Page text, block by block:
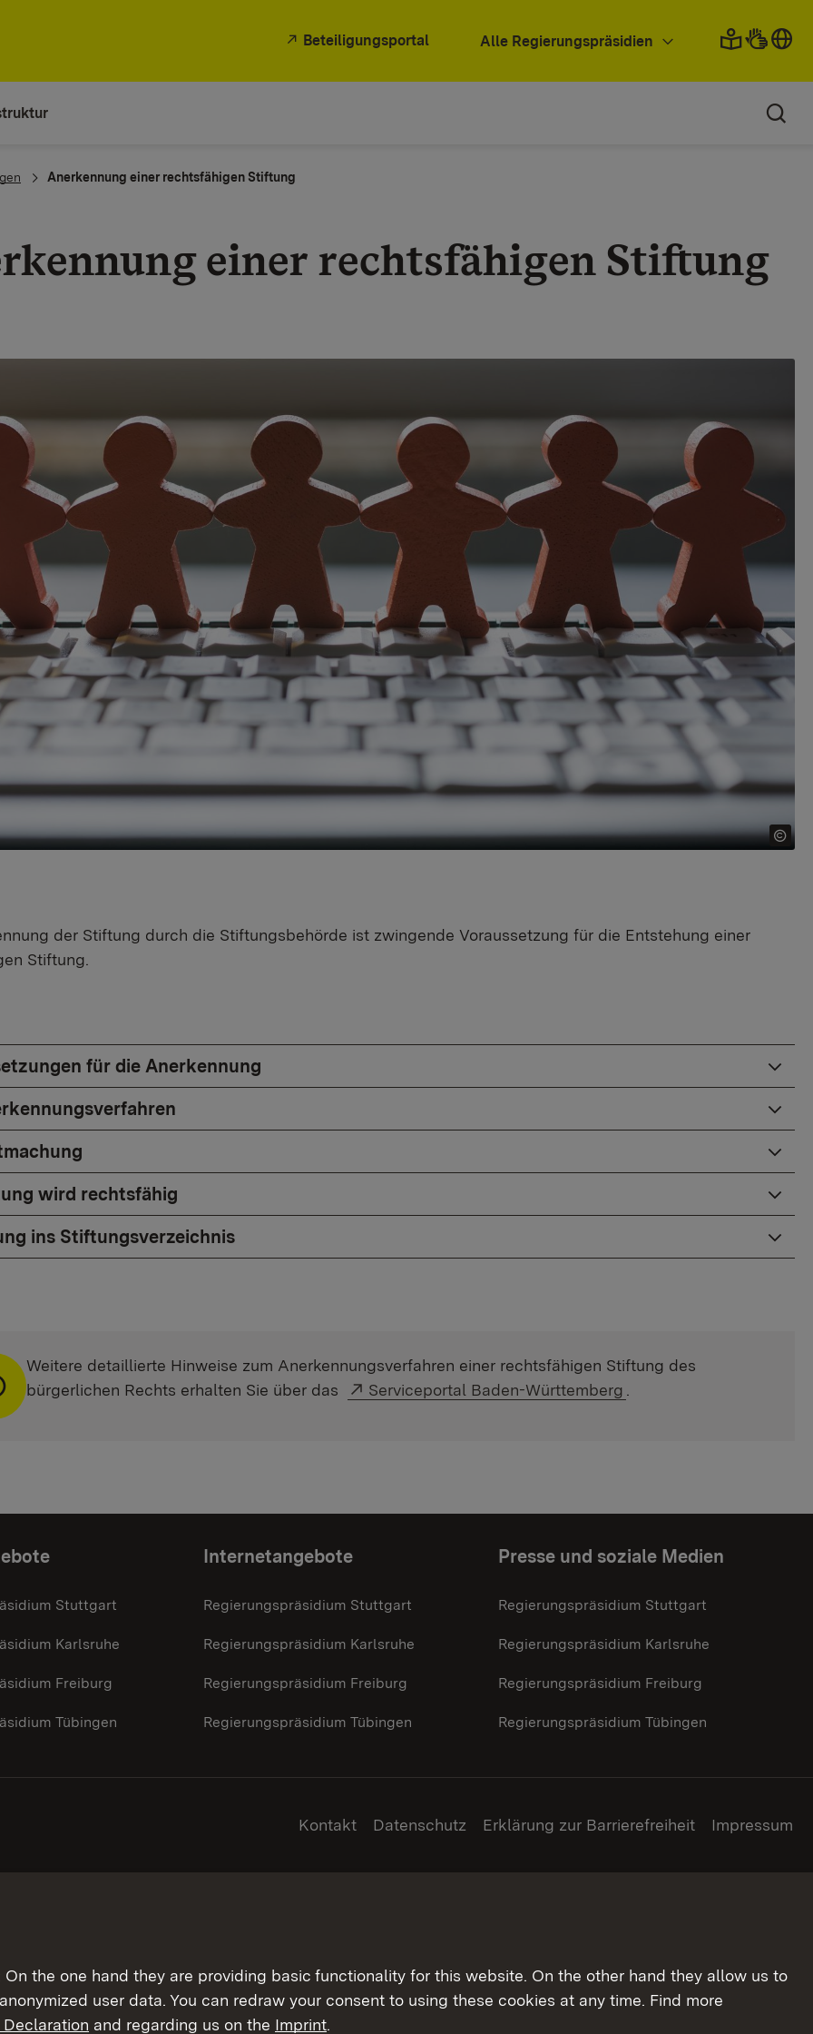
Beteiligungsportal Alle Regierungspräsidien
Anerkennung einer rechtsfähigen Stiftung
einer rechtsfähigen Stiftung
der Stiftung durch die Stiftungsbehörde ist zwingende Voraussetzung für die Entstehung einer
Stiftung.
für die Anerkennung
wird rechtsfähig
ins Stiftungsverzeichnis
Weitere detaillierte Hinweise zum Anerkennungsverfahren einer rechtsfähigen Stiftung des
bürgerlichen Rechts erhalten Sie über das
External link:
Serviceportal Baden-Württemberg .
Stuttgart
Karlsruhe
Freiburg
Tübingen
Internetangebote
Regierungspräsidium Stuttgart
Regierungspräsidium Karlsruhe
Regierungspräsidium Freiburg
Regierungspräsidium Tübingen
Presse und soziale Medien
Regierungspräsidium Stuttgart
Regierungspräsidium Karlsruhe
Regierungspräsidium Freiburg
Regierungspräsidium Tübingen
Kontakt Datenschutz Erklärung zur Barrierefreiheit Impressum
the one hand they are providing basic functionality for this website. On the other hand they allow us to
user data. You can redraw your consent to using these cookies at any time. Find more
and regarding us on the Imprint.